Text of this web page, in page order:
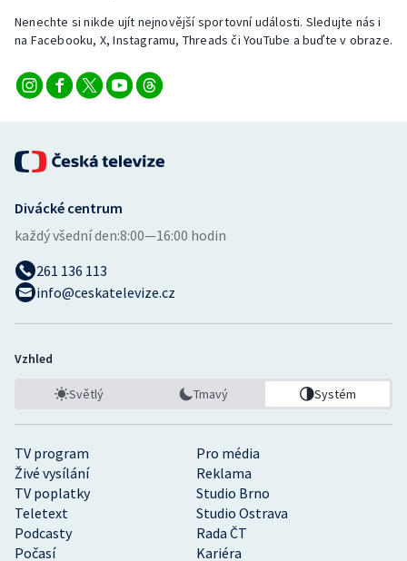
Nenechte si nikde ujít nejnovější sportovní události. Sledujte nás i
na Facebooku, X, Instagramu, Threads či YouTube a buďte v obraze.
TV program
Pro média
Živé vysílání
Reklama
TV poplatky
Studio Brno
Teletext
Studio Ostrava
Podcasty
Rada ČT
Počasí
Kariéra
Divácké centrum
každý všední den:8:00—16:00 hodin
261 136 113
info@ceskatelevize.cz
Vzhled
Světlý Tmavý Systém